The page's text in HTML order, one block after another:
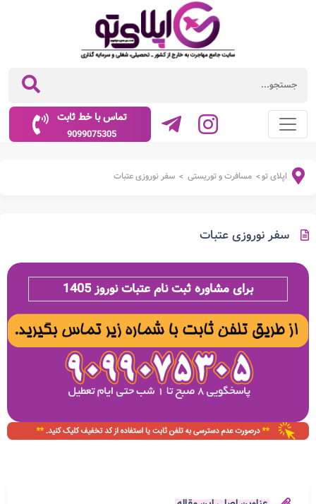
تماس با خط ثابت
9099075305
اپلای تو> مسافرت و توریستی > سفر نوروزی عتبات
سفر نوروزی عتبات
برای مشاوره ثبت نام عتبات نوروز 1405